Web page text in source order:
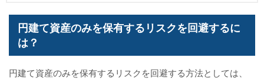
円建て資産のみを保有するリスクを回避するに
は？
円建て資産のみを保有するリスクを回避する方法としては、